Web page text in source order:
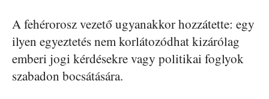
A fehérorosz vezető ugyanakkor hozzátette: egy
ilyen egyeztetés nem korlátozódhat kizárólag
emberi jogi kérdésekre vagy politikai foglyok
szabadon bocsátására.